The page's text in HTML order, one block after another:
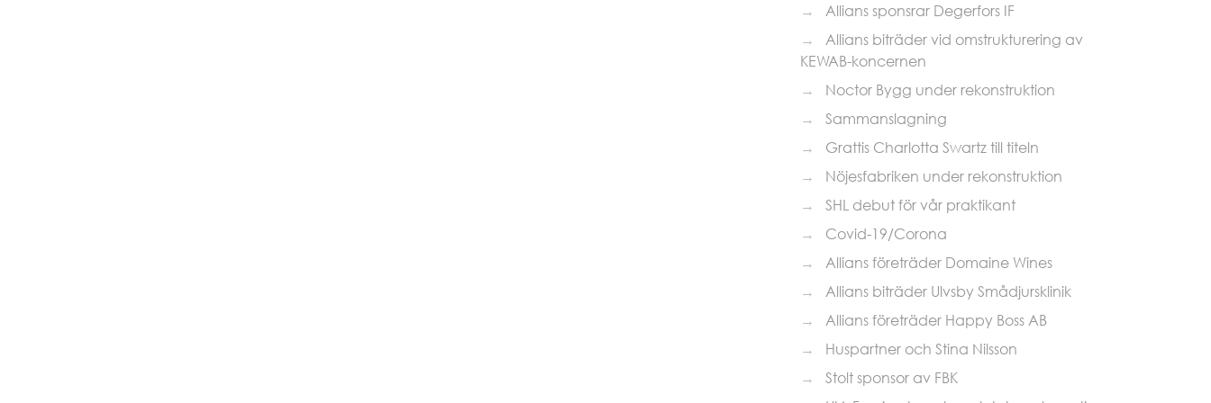
→
Allians sponsrar Degerfors IF
→
Allians biträder vid omstrukturering av
KEWAB-koncernen
→
Noctor Bygg under rekonstruktion
→
Sammanslagning
→
Grattis Charlotta Swartz till titeln
→
Nöjesfabriken under rekonstruktion
→
SHL debut för vår praktikant
→
Covid-19/Corona
→
Allians företräder Domaine Wines
→
Allians biträder Ulvsby Smådjursklinik
→
Allians företräder Happy Boss AB
→
Huspartner och Stina Nilsson
→
Stolt sponsor av FBK